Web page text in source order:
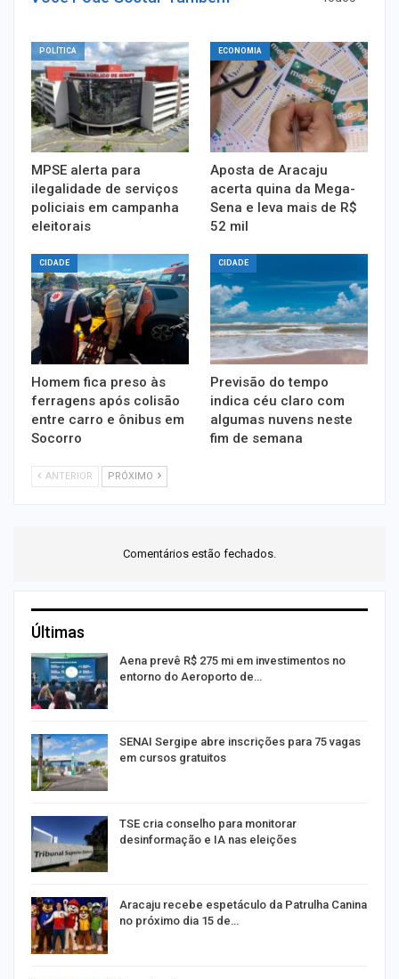
POLÍTICA
MPSE alerta para
ilegalidade de serviços
policiais em campanha
eleitorais
ECONOMIA
Aposta de Aracaju
acerta quina da Mega-
Sena e leva mais de R$
52 mil
CIDADE
Homem fica preso às
ferragens após colisão
entre carro e ônibus em
Socorro
CIDADE
Previsão do tempo
indica céu claro com
algumas nuvens neste
fim de semana
ANTERIOR PRÓXIMO
Comentários estão fechados.
Últimas
Aena prevê R$ 275 mi em investimentos no
entorno do Aeroporto de…
SENAI Sergipe abre inscrições para 75 vagas
em cursos gratuitos
TSE cria conselho para monitorar
desinformação e IA nas eleições
Aracaju recebe espetáculo da Patrulha Canina
no próximo dia 15 de…